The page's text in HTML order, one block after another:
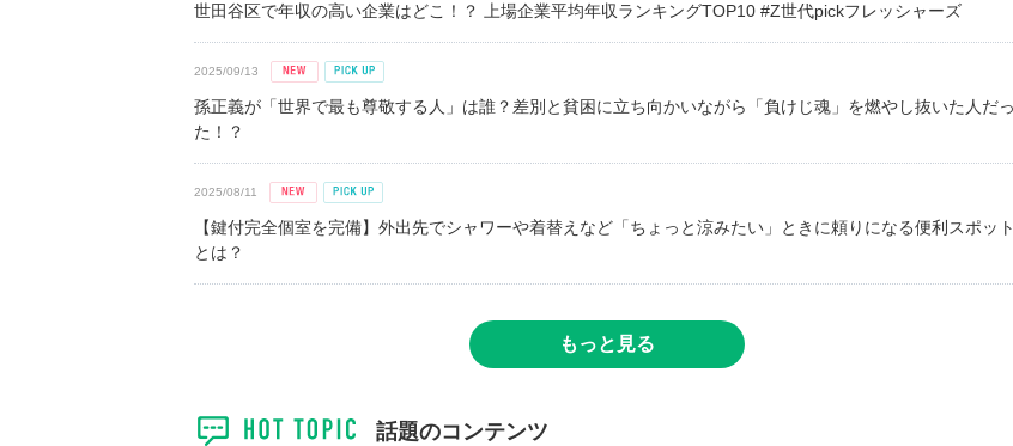
世田谷区で年収の高い企業はどこ！？ 上場企業平均年収ランキングTOP10 #Z世代pickフレッシャーズ
2025/09/13
孫正義が「世界で最も尊敬する人」は誰？差別と貧困に立ち向かいながら「負けじ魂」を燃やし抜いた人だっ
た！？
2025/08/11
【鍵付完全個室を完備】外出先でシャワーや着替えなど「ちょっと涼みたい」ときに頼りになる便利スポット
とは？
もっと見る
話題のコンテンツ